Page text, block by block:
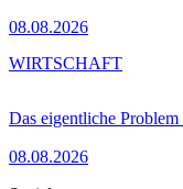
08.08.2026
Das eigentliche
08.08.2026
WIRTSCHAFT